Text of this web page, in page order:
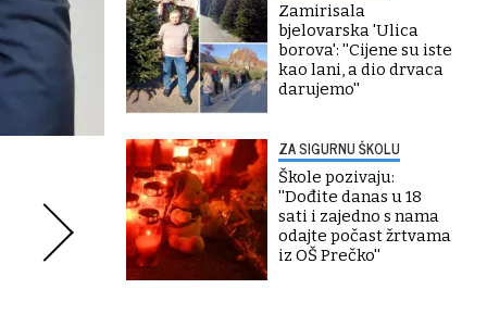
Zamirisala
bjelovarska 'Ulica
borova': ''Cijene su iste
kao lani, a dio drvaca
darujemo''
ZA SIGURNU ŠKOLU
Škole pozivaju:
''Dođite danas u 18
sati i zajedno s nama
odajte počast žrtvama
iz OŠ Prečko''